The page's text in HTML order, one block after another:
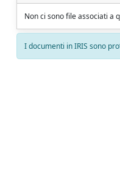
Non ci sono file associati a
I documenti in IRIS sono